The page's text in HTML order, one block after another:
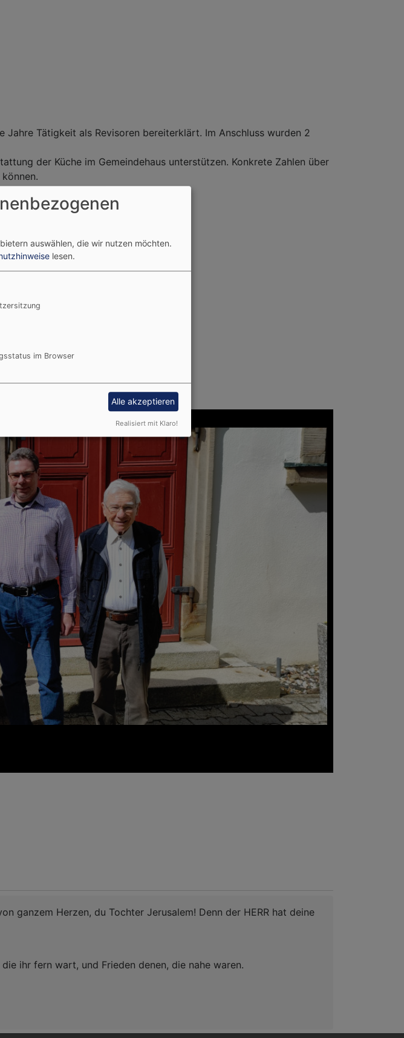
Tätigkeit als Revisoren bereiterklärt. Im Anschluss wurden 2
der Küche im Gemeindehaus unterstützen. Konkrete Zahlen über
ganzem Herzen, du Tochter Jerusalem! Denn der HERR hat deine
ihr fern wart, und Frieden denen, die nahe waren.
auswählen, die wir nutzen möchten.
lesen.
im Browser
Alle akzeptieren
Realisiert mit Klaro!